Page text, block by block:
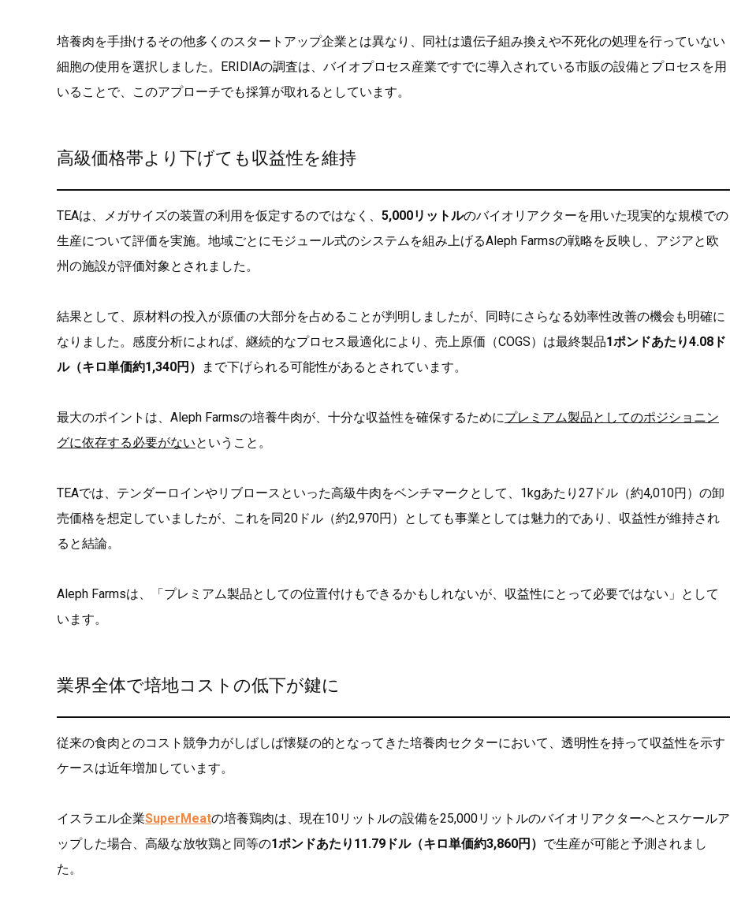
培養肉を手掛けるその他多くのスタートアップ企業とは異なり、同社は遺伝子組み換えや不死化の処理を行っていない
細胞の使用を選択しました。ERIDIAの調査は、バイオプロセス産業ですでに導入されている市販の設備とプロセスを用
いることで、このアプローチでも採算が取れるとしています。
高級価格帯より下げても収益性を維持
TEAは、メガサイズの装置の利用を仮定するのではなく、 5,000リットルのバイオリアクターを用いた現実的な規模での
生産について評価を実施。地域ごとにモジュール式のシステムを組み上げるAleph Farmsの戦略を反映し、アジアと欧
州の施設が評価対象とされました。
結果として、原材料の投入が原価の大部分を占めることが判明しましたが、同時にさらなる効率性改善の機会も明確に
なりました。感度分析によれば、継続的なプロセス最適化により、売上原価（COGS）は最終製品1ポンドあたり4.08ド
ル（キロ単価約1,340円）
まで下げられる可能性があるとされています。
最大のポイントは、Aleph Farmsの培養牛肉が、十分な収益性を確保するためにプレミアム製品としてのポジショニン
グに依存する必要がないということ。
TEAでは、テンダーロインやリブロースといった高級牛肉をベンチマークとして、1kgあたり27ドル（約4,010円）の卸
売価格を想定していましたが、これを同20ドル（約2,970円）としても事業としては魅力的であり、収益性が維持され
ると結論。
Aleph Farmsは、「プレミアム製品としての位置付けもできるかもしれないが、収益性にとって必要ではない」として
います。
業界全体で培地コストの低下が鍵に
従来の食肉とのコスト競争力がしばしば懐疑の的となってきた培養肉セクターにおいて、透明性を持って収益性を示す
ケースは近年増加しています。
イスラエル企業SuperMeatの培養鶏肉は、現在10リットルの設備を25,000リットルのバイオリアクターへとスケールア
ップした場合、高級な放牧鶏と同等の1ポンドあたり11.79ドル（キロ単価約3,860円） で生産が可能と予測されまし
た。